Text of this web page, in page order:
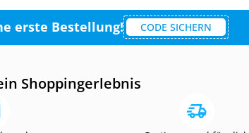
erste Bestellung! CODE SICHERN
Shoppingerlebnis